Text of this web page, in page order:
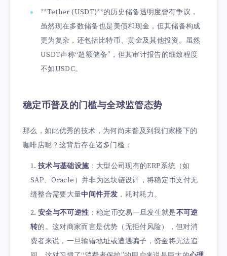
**Tether (USDT)**的历史储备透明度曾有争议，
虽然现在多数储备也是美债和现金，但其储备构成
更为复杂，还包括比特币、黄金及其他投资。虽然
USDT声称“超额储备”，但其审计报告的细致程度
不如USDC。
稳定币普及的门槛与全球监管态势
那么，如此优秀的技术，为何尚未普及到我们家楼下的
咖啡店呢？这背后存在诸多门槛：
技术与基础设施：大型公司现有的ERP系统（如
SAP、Oracle）并非为区块链设计，将稳定币支付无
缝整合需要大量中间件开发 ，耗时耗力。
安全与不可逆性 ：稳定币交易一旦发生就是不可逆
转的。这对商家而言是优势（无拒付风险），但对消
费者来说，一旦输错地址或遭遇骗子，资金将无法追